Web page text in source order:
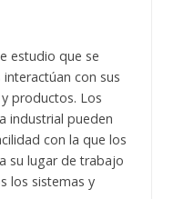
estudio que se
con sus
productos. Los
industrial pueden
con la que los
su lugar de trabajo
los sistemas y